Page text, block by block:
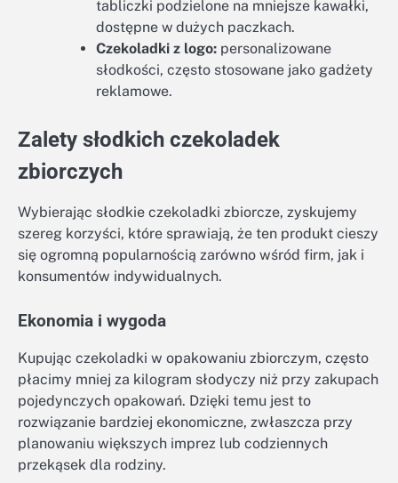
tabliczki podzielone na mniejsze kawałki,
dostępne w dużych paczkach.
Czekoladki z logo: personalizowane
słodkości, często stosowane jako gadżety
reklamowe.
Zalety słodkich czekoladek
zbiorczych
Wybierając słodkie czekoladki zbiorcze, zyskujemy
szereg korzyści, które sprawiają, że ten produkt cieszy
się ogromną popularnością zarówno wśród firm, jak i
konsumentów indywidualnych.
Ekonomia i wygoda
Kupując czekoladki w opakowaniu zbiorczym, często
płacimy mniej za kilogram słodyczy niż przy zakupach
pojedynczych opakowań. Dzięki temu jest to
rozwiązanie bardziej ekonomiczne, zwłaszcza przy
planowaniu większych imprez lub codziennych
przekąsek dla rodziny.